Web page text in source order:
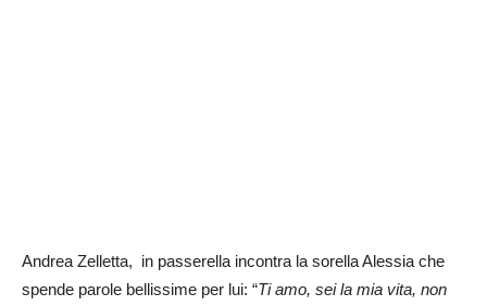
Andrea Zelletta, in passerella incontra la sorella Alessia che
spende parole bellissime per lui: “Ti amo, sei la mia vita, non